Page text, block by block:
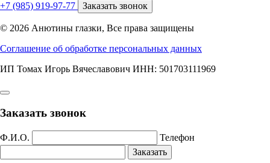
+7 (985) 919-97-77 Заказать звонок
© 2026 Анютины глазки, Все права защищены
Соглашение об обработке персональных данных
ИП Томах Игорь Вячеславович ИНН: 501703111969
Заказать звонок
Ф.И.О.
Телефон
Заказать